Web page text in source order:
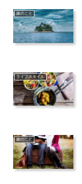
嫁のこと
ライフスタイル
嫁のこと